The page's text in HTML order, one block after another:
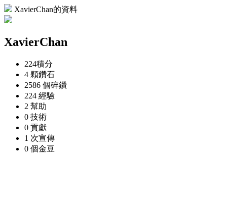
XavierChan的資料
XavierChan
224積分
4 顆鑽石
2586 個碎鑽
224 經驗
2 幫助
0 技術
0 貢獻
1 次宣傳
0 個金豆